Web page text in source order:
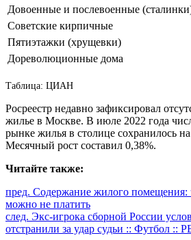
Довоенные и послевоенные
Советские кирпичные
Пятиэтажки (хрущевки)
Дореволюционные дома
Таблица: ЦИАН
Росреестр недавно зафиксировал
жилье в Москве. В июле 2022 года
рынке жилья в столице сохранилось
Месячный рост составил 0,38%.
Читайте также:
Продолжить
чтение
пред. Содержание жилого помещения:
можно не платить
след. Экс-игрока сборной России
отстранили за удар судьи :: Футбол ::